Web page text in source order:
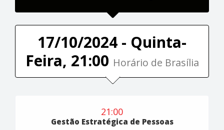
17/10/2024 - Quinta-
Feira, 21:00 Horário de Brasília
21:00
Gestão Estratégica de Pessoas